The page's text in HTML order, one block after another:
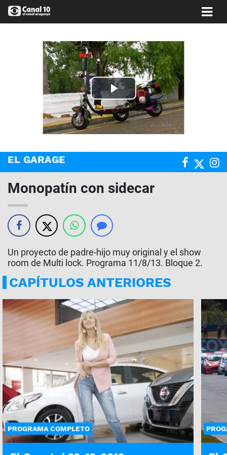
Play
Video
EL GARAGE
Monopatín con sidecar
Un proyecto de padre-hijo muy original y el show
room de Multi lock. Programa 11/8/13. Bloque 2.
CAPÍTULOS ANTERIORES
PROGRAMA COMPLETO